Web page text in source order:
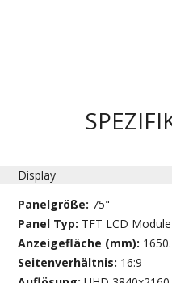
Display
Panelgröße: 75"
Panel Typ: TFT LCD
Anzeigefläche (mm):
Seitenverhältnis: 16:9